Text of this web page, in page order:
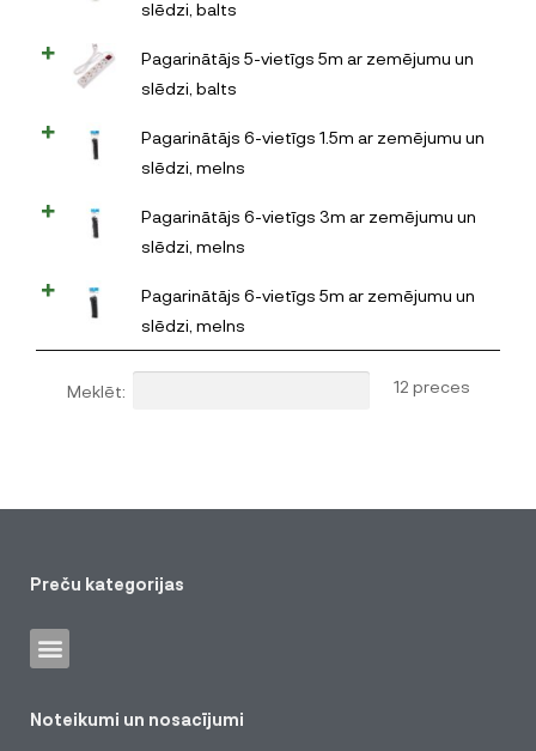
slēdzi, balts
Pagarinātājs 5-vietīgs 5m ar zemējumu un
slēdzi, balts
Pagarinātājs 6-vietīgs 1.5m ar zemējumu un
slēdzi, melns
Pagarinātājs 6-vietīgs 3m ar zemējumu un
slēdzi, melns
Pagarinātājs 6-vietīgs 5m ar zemējumu un
slēdzi, melns
Meklēt: 12 preces
Preču kategorijas
Noteikumi un nosacījumi